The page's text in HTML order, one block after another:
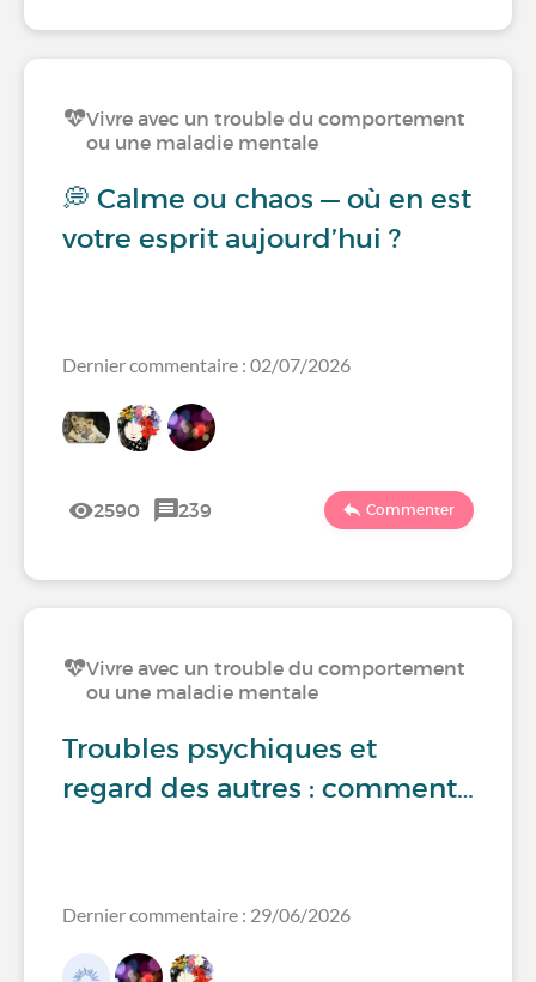
Vivre avec un trouble du comportement
ou une maladie mentale
💭 Calme ou chaos — où en est
votre esprit aujourd’hui ?
Dernier commentaire : 02/07/2026
2590 239 Commenter
Vivre avec un trouble du comportement
ou une maladie mentale
Troubles psychiques et
regard des autres : comment…
Dernier commentaire : 29/06/2026